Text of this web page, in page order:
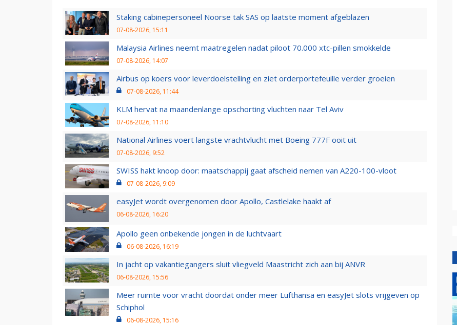
Staking cabinepersoneel Noorse tak SAS op laatste moment afgeblazen
07-08-2026, 15:11
Malaysia Airlines neemt maatregelen nadat piloot 70.000 xtc-pillen smokkelde
07-08-2026, 14:07
Airbus op koers voor leverdoelstelling en ziet orderportefeuille verder groeien
07-08-2026, 11:44
KLM hervat na maandenlange opschorting vluchten naar Tel Aviv
07-08-2026, 11:10
National Airlines voert langste vrachtvlucht met Boeing 777F ooit uit
07-08-2026, 9:52
SWISS hakt knoop door: maatschappij gaat afscheid nemen van A220-100-vloot
07-08-2026, 9:09
easyJet wordt overgenomen door Apollo, Castlelake haakt af
06-08-2026, 16:20
Apollo geen onbekende jongen in de luchtvaart
06-08-2026, 16:19
In jacht op vakantiegangers sluit vliegveld Maastricht zich aan bij ANVR
06-08-2026, 15:56
Meer ruimte voor vracht doordat onder meer Lufthansa en easyJet slots vrijgeven op
Schiphol
06-08-2026, 15:16